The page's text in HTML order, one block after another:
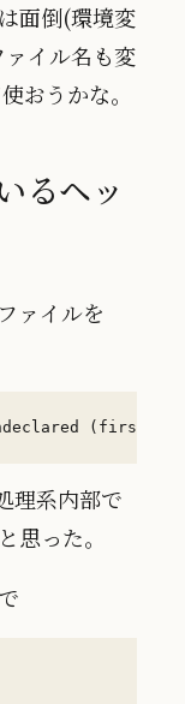
面倒(環境変
イル名も変
おうかな。
るヘッ
ァイルを
理系内部で
思った。